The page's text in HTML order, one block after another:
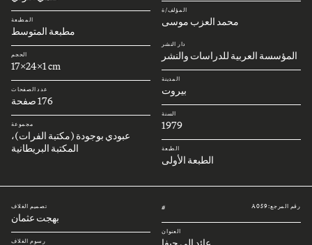
المؤلف/ة
محمد العزب موسى
دار النشر
المؤسسة العربية للدراسات والنشر
المدينة
بيروت
السنة
1979
الطبعة
الطبعة الأولى
المطبعة
مطبعة المتوسط
الحجم
17x24x1 cm
عدد الصفحات
176 صفحة
مجموعة
عبودي بوجودة (مكتبة الفرات)،
المكتبة البريطانية
رقم المرجع: A059 #
العنوان
تصميم الغلاف
بهجت عثمان
رسوم الغلاف